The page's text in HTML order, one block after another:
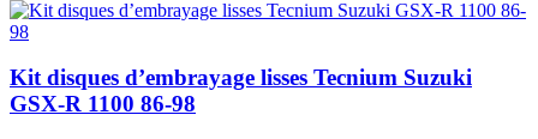
Kit disques d’embrayage lisses Tecnium Suzuki
GSX-R 1100 86-98